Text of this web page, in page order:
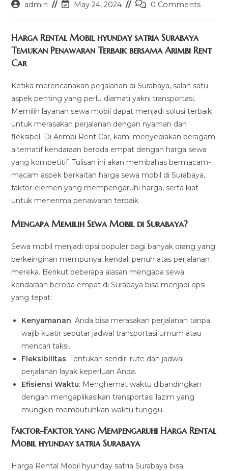
Postadmin
PostMay 24, 2024
Post0 Comments
Harga Rental Mobil hyunday satria Surabaya
Temukan Penawaran Terbaik bersama Arimbi Rent
Car
Ketika merencanakan perjalanan di Surabaya, salah satu
aspek penting yang perlu diamati yakni transportasi.
Memilih layanan sewa mobil dapat menjadi solusi terbaik
untuk merasakan perjalanan dengan nyaman dan
fleksibel. Di Arimbi Rent Car, kami menyediakan beragam
alternatif kendaraan beroda empat dengan harga sewa
yang kompetitif. Tulisan ini akan membahas bermacam-
macam aspek berkaitan harga sewa mobil di Surabaya,
faktor-elemen yang mempengaruhi harga, serta kiat
untuk menerima penawaran terbaik.
Mengapa Memilih Sewa Mobil di Surabaya?
Sewa mobil menjadi opsi populer bagi banyak orang yang
berkeinginan mempunyai kendali penuh atas perjalanan
mereka. Berikut beberapa alasan mengapa sewa
kendaraan beroda empat di Surabaya bisa menjadi opsi
yang tepat:
Kenyamanan: Anda bisa merasakan perjalanan tanpa
wajib kuatir seputar jadwal transportasi umum atau
mencari taksi.
Fleksibilitas: Tentukan sendiri rute dan jadwal
perjalanan layak keperluan Anda.
Efisiensi Waktu: Menghemat waktu dibandingkan
dengan mengaplikasikan transportasi lazim yang
mungkin membutuhkan waktu tunggu.
Faktor-Faktor yang Mempengaruhi Harga Rental
Mobil hyunday satria Surabaya
Harga Rental Mobil hyunday satria Surabaya bisa